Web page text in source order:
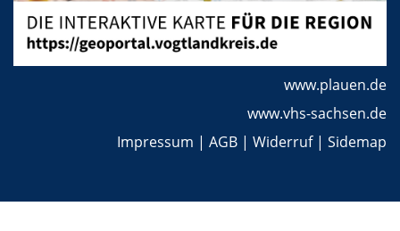
www.plauen.de
www.vhs-sachsen.de
Impressum | AGB | Widerruf| Sidemap